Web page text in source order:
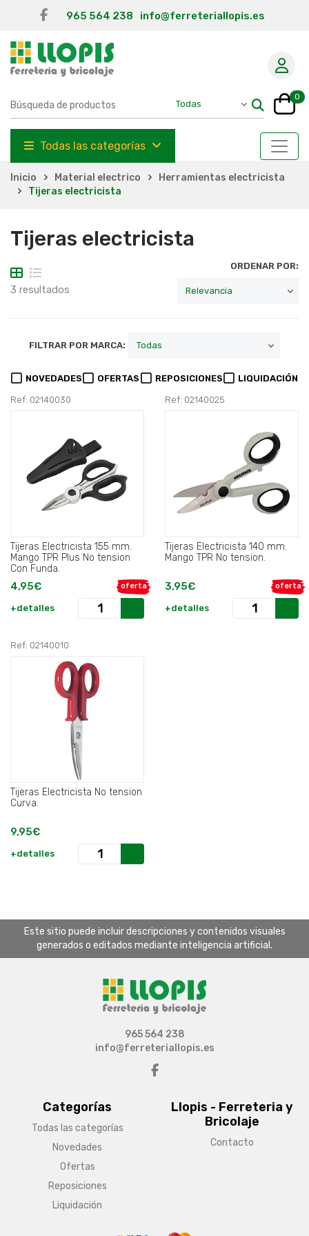
965 564 238 info@ferreteriallopis.es
0
Todas las categorías
Inicio Material electrico
Herramientas electricista
Tijeras electricista
Tijeras electricista
3 resultados
ORDENAR POR:
FILTRAR POR MARCA:
NOVEDADES OFERTAS REPOSICIONES LIQUIDACIÓN
Ref: 02140030
Tijeras Electricista 155 mm.
Mango TPR Plus No tension
Con Funda.
oferta
4,95€
+detalles
Ref: 02140025
Tijeras Electricista 140 mm.
Mango TPR No tension.
oferta
3,95€
+detalles
Ref: 02140010
Tijeras Electricista No tension
Curva.
9,95€
+detalles
Este sitio puede incluir descripciones y contenidos visuales
generados o editados mediante inteligencia artificial.
Categorías
Todas las categorías
Novedades
Ofertas
Reposiciones
Liquidación
Llopis - Ferreteria y
Bricolaje
Contacto
965 564 238
info@ferreteriallopis.es